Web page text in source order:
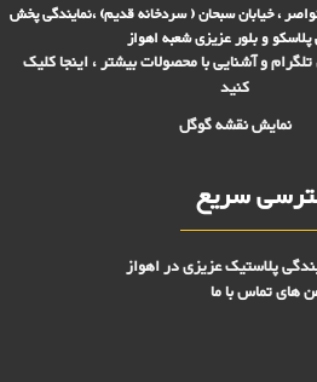
، خیابان سبحان ( سردخانه قدیم) ،نمایندگی پخش
و بلور عزیزی شعبه اهواز
و آشنایی با محصولات بیشتر ، اینجا کلیک
کنید
نمایش نقشه گوگل
سریع
پلاستیک عزیزی در اهواز
های تماس با ما